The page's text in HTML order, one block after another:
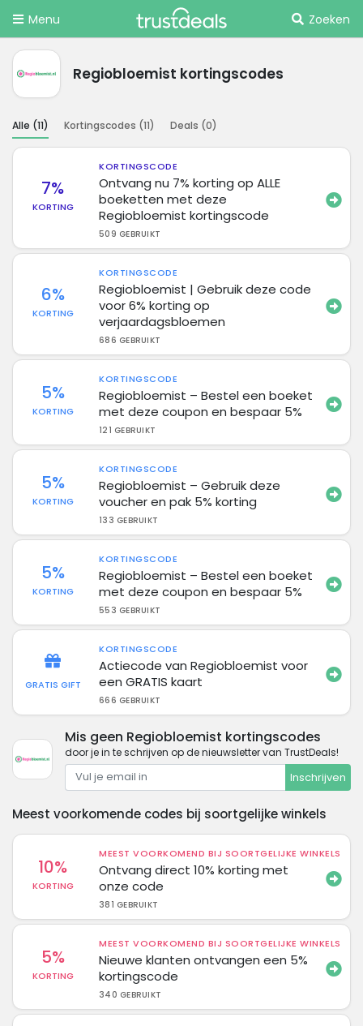
Menu Zoeken
Regiobloemist kortingscodes
Alle (11) Kortingscodes (11) Deals (0)
7%
KORTING
KORTINGSCODE
Ontvang nu 7% korting op ALLE
boeketten met deze
Regiobloemist kortingscode
509 GEBRUIKT
6%
KORTING
KORTINGSCODE
Regiobloemist | Gebruik deze code
voor 6% korting op
verjaardagsbloemen
686 GEBRUIKT
5%
KORTING
KORTINGSCODE
Regiobloemist – Bestel een boeket
met deze coupon en bespaar 5%
121 GEBRUIKT
5%
KORTING
KORTINGSCODE
Regiobloemist – Gebruik deze
voucher en pak 5% korting
133 GEBRUIKT
5%
KORTING
KORTINGSCODE
Regiobloemist – Bestel een boeket
met deze coupon en bespaar 5%
553 GEBRUIKT
GRATIS GIFT
KORTINGSCODE
Actiecode van Regiobloemist voor
een GRATIS kaart
666 GEBRUIKT
Mis geen Regiobloemist kortingscodes
door je in te schrijven op de nieuwsletter van TrustDeals!
Inschrijven
Meest voorkomende codes bij soortgelijke winkels
10%
KORTING
MEEST VOORKOMEND BIJ SOORTGELIJKE WINKELS
Ontvang direct 10% korting met
onze code
381 GEBRUIKT
5%
KORTING
MEEST VOORKOMEND BIJ SOORTGELIJKE WINKELS
Nieuwe klanten ontvangen een 5%
kortingscode
340 GEBRUIKT